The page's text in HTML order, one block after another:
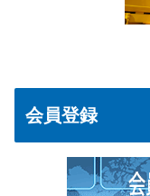
会員登録